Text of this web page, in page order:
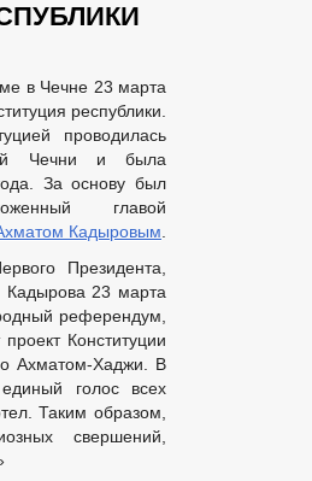
в Чечне 23 марта
республики.
проводилась
Чечни и была
За основу был
главой
Кадыровым
Президента,
Кадырова 23 марта
референдум,
Конституции
Ахматом-Хаджи. В
голос всех
Таким образом,
свершений,